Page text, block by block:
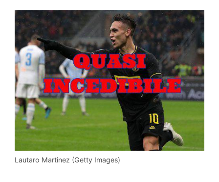
Lautaro Martinez (Getty Images)